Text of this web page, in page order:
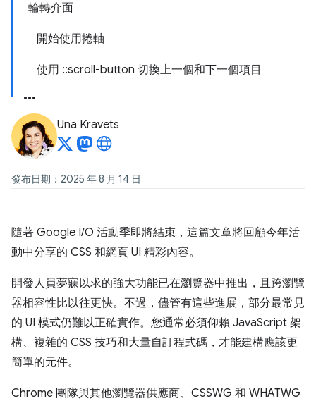
輪轉介面
開始使用捲軸
使用 ::scroll-button 切換上一個和下一個項目
Una Kravets
發布日期：2025 年 8 月 14 日
隨著 Google I/O 活動季即將結束，這篇文章將回顧今年活
動中分享的 CSS 和網頁 UI 精彩內容。
開發人員夢寐以求的強大功能已在瀏覽器中推出，且跨瀏覽
器相容性比以往更快。不過，儘管有這些進展，部分最常見
的 UI 模式仍難以正確實作。您通常必須仰賴 JavaScript 架
構、複雜的 CSS 技巧和大量自訂程式碼，才能建構應該更
簡單的元件。
Chrome 團隊與其他瀏覽器供應商、CSSWG 和 WHATWG